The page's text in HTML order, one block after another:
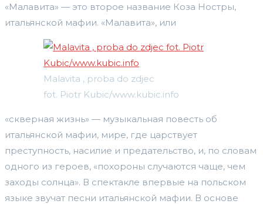
«Малавита» — это второе название Коза Ностры,
итальянской мафии. «Малавита», или
Malavita , proba do zdjec
fot. Piotr Kubic/www.kubic.info
«скверная жизнь» — музыкальная повесть об
итальянской мафии, мире, где царствует
преступность, насилие и предательство, и, по словам
одного из героев, «похороны случаются чаще, чем
заходы солнца». В спектакле впервые на польском
языке звучат песни итальянской мафии. В основе